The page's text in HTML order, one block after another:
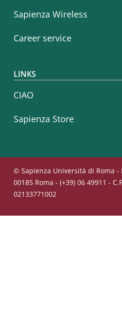
Sapienza Wireless
Career service
LINKS
CIAO
Sapienza Store
© Sapienza Università di Roma -
00185 Roma - (+39) 06 49911 -
02133771002